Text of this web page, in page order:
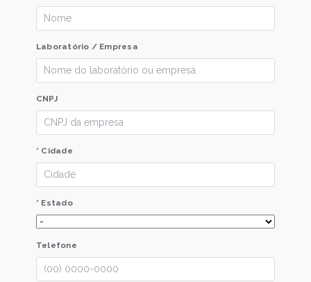
Laboratório / Empresa
CNPJ
* Cidade
* Estado
Telefone